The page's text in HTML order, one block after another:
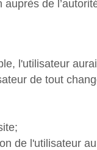
de
l'utilisateur
de tout
de l'utilisateur